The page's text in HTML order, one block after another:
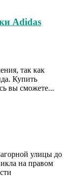
Adidas
так как
Купить
вы сможете...
улицы до
на правом